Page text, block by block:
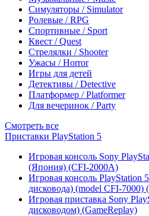
Симуляторы / Simulator
Ролевые / RPG
Спортивные / Sport
Квест / Quest
Стрелялки / Shooter
Ужасы / Horror
Игры для детей
Детективы / Detective
Платформер / Platformer
Для вечеринок / Party
Смотреть все
Приставки PlayStation 5
Игровая консоль Sony
(Япония) (CFI-2000A)
Игровая консоль PlayStation
дисковода) (model CFI-
Игровая приставка Sony
дисководом) (GameReplay)